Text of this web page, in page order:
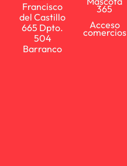
Francisco
del Castillo
665 Dpto.
504
Barranco
365
Acceso
comercios